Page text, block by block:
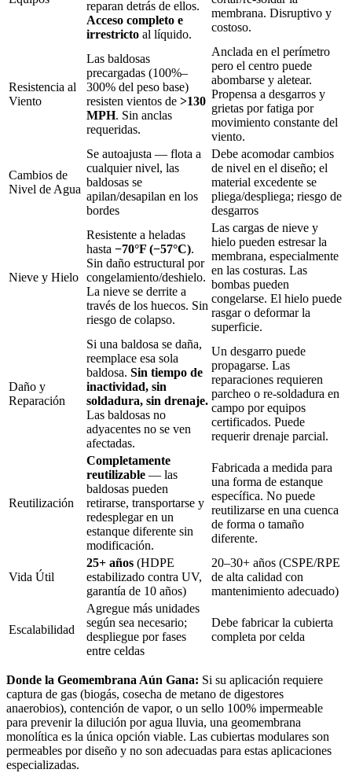
reparan detrás de ellos.
Acceso completo e
irrestricto al líquido.
membrana. Disruptivo y
costoso.
Resistencia al
Viento
Las baldosas
precargadas (100%–
300% del peso base)
resisten vientos de >130
MPH. Sin anclas
requeridas.
Anclada en el perímetro
pero el centro puede
abombarse y aletear.
Propensa a desgarros y
grietas por fatiga por
movimiento constante del
viento.
Cambios de
Nivel de Agua
Se autoajusta — flota a
cualquier nivel, las
baldosas se
apilan/desapilan en los
bordes
Debe acomodar cambios
de nivel en el diseño; el
material excedente se
pliega/despliega; riesgo de
desgarros
Nieve y Hielo
Resistente a heladas
hasta −70°F (−57°C).
Sin daño estructural por
congelamiento/deshielo.
La nieve se derrite a
través de los huecos. Sin
riesgo de colapso.
Las cargas de nieve y
hielo pueden estresar la
membrana, especialmente
en las costuras. Las
bombas pueden
congelarse. El hielo puede
rasgar o deformar la
superficie.
Daño y
Reparación
Si una baldosa se daña,
reemplace esa sola
baldosa. Sin tiempo de
inactividad, sin
soldadura, sin drenaje.
Las baldosas no
adyacentes no se ven
afectadas.
Un desgarro puede
propagarse. Las
reparaciones requieren
parcheo o re-soldadura en
campo por equipos
certificados. Puede
requerir drenaje parcial.
Reutilización
Completamente
reutilizable — las
baldosas pueden
retirarse, transportarse y
redesplegar en un
estanque diferente sin
modificación.
Fabricada a medida para
una forma de estanque
específica. No puede
reutilizarse en una cuenca
de forma o tamaño
diferente.
Vida Útil
25+ años (HDPE
estabilizado contra UV,
garantía de 10 años)
20–30+ años (CSPE/RPE
de alta calidad con
mantenimiento adecuado)
Escalabilidad
Agregue más unidades
según sea necesario;
despliegue por fases
entre celdas
Debe fabricar la cubierta
completa por celda
Donde la Geomembrana Aún Gana: Si su aplicación requiere
captura de gas (biogás, cosecha de metano de digestores
anaerobios), contención de vapor, o un sello 100% impermeable
para prevenir la dilución por agua lluvia, una geomembrana
monolítica es la única opción viable. Las cubiertas modulares son
permeables por diseño y no son adecuadas para estas aplicaciones
especializadas.